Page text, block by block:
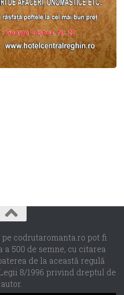
codrutaromanta.ro pot fi
500 de semne, cu citarea
de la această regulă
8/1996 privind dreptul de
autor.